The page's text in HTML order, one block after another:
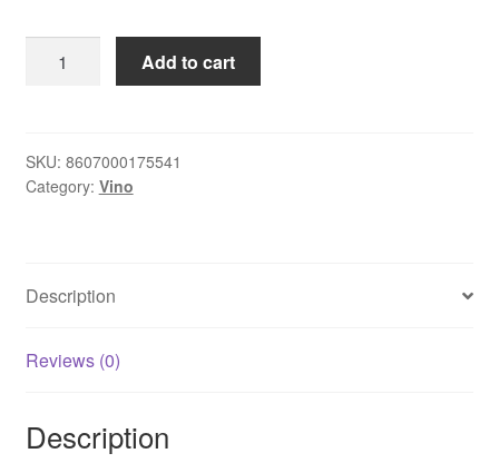
Igračke
Cvece
Destilati
Jack Daniel’s
Rakija
Babaroga
barik
quantity
Add to cart
SKU: 8607000175541
Category: Vino
Description
Reviews (0)
Description